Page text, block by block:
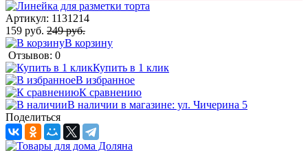
Артикул: 1131214
159 руб. 249 руб.
В корзину
Отзывов: 0
Купить в 1 клик
В избранное
К сравнению
В наличии в магазине: ул. Чичерина 5
Поделиться